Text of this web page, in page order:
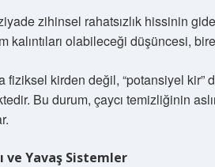
zihinsel rahatsızlık hissinin
olabileceği düşüncesi,
fiziksel kirden değil, “potansiyel kir”
Bu durum, çaycı temizliğinin
ve Yavaş Sistemler